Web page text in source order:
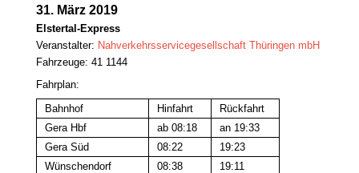
31. März 2019
Elstertal-Express
Veranstalter: Nahverkehrsservicegesellschaft Thüringen mbH
Fahrzeuge: 41 1144
Fahrplan:
Bahnhof
Hinfahrt
Rückfahrt
Gera Hbf
ab 08:18
an 19:33
Gera Süd
08:22
19:23
Wünschendorf
08:38
19:11